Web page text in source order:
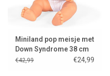
Miniland pop meisje met
Down Syndrome 38 cm
€42,99 €24,99